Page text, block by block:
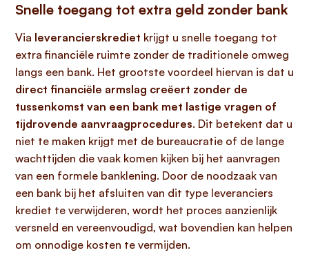
Snelle toegang tot extra geld zonder bank
Via leverancierskrediet krijgt u snelle toegang tot
extra financiële ruimte zonder de traditionele omweg
langs een bank. Het grootste voordeel hiervan is dat u
direct financiële armslag creëert zonder de
tussenkomst van een bank met lastige vragen of
tijdrovende aanvraagprocedures. Dit betekent dat u
niet te maken krijgt met de bureaucratie of de lange
wachttijden die vaak komen kijken bij het aanvragen
van een formele banklening. Door de noodzaak van
een bank bij het afsluiten van dit type leveranciers
krediet te verwijderen, wordt het proces aanzienlijk
versneld en vereenvoudigd, wat bovendien kan helpen
om onnodige kosten te vermijden.